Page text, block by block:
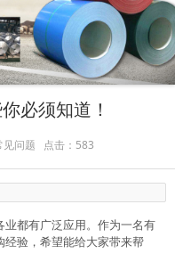
必须知道！
问题 点击：583
都有广泛应用。作为一名有
经验，希望能给大家带来帮